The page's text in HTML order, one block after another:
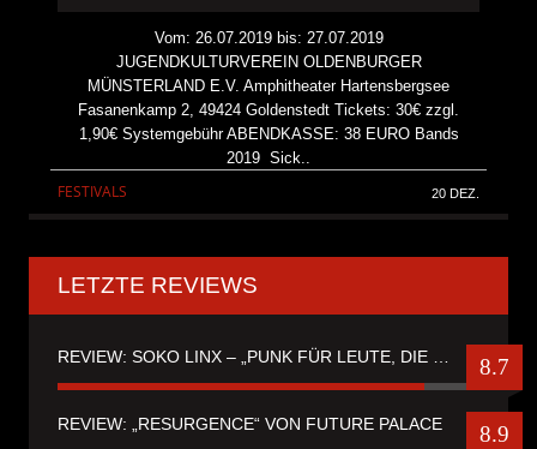
Vom: 26.07.2019 bis: 27.07.2019
JUGENDKULTURVEREIN OLDENBURGER
MÜNSTERLAND E.V. Amphitheater Hartensbergsee
Fasanenkamp 2, 49424 Goldenstedt Tickets: 30€ zzgl.
1,90€ Systemgebühr ABENDKASSE: 38 EURO Bands
2019 Sick..
FESTIVALS 20 DEZ.
LETZTE REVIEWS
REVIEW: SOKO LINX – „PUNK FÜR LEUTE, DIE PUNK HASZEN“ 8.7
REVIEW: „RESURGENCE“ VON FUTURE PALACE 8.9